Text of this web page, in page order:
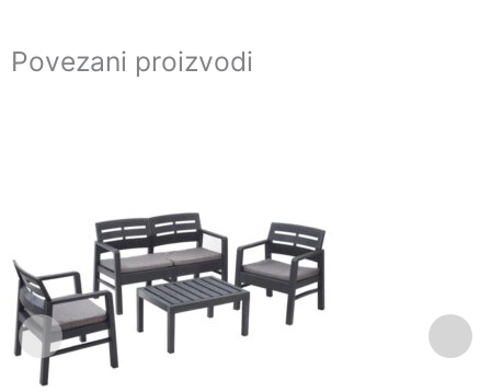
Povezani proizvodi